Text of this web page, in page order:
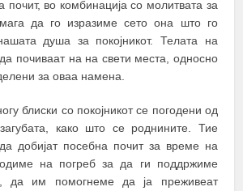
почит, во комбинација со молитвата за
да го изразиме сето она што го
душа за покојникот. Телата на
почиваат на на свети места, односно
за оваа намена.
блиски со покојникот се погодени од
како што се роднините. Тие
добијат посебна почит за време на
одиме на погреб за да ги поддржиме
да им помогнеме да ја преживеат